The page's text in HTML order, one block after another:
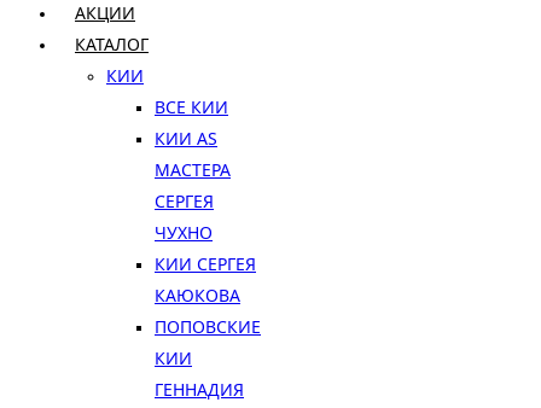
АКЦИИ
КАТАЛОГ
КИИ
ВСЕ КИИ
КИИ AS
МАСТЕРА
СЕРГЕЯ
ЧУХНО
КИИ СЕРГЕЯ
КАЮКОВА
ПОПОВСКИЕ
КИИ
ГЕННАДИЯ